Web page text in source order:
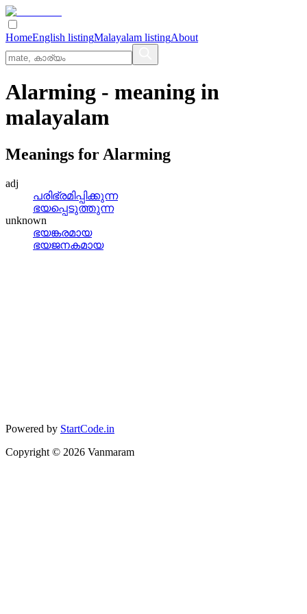
HomeEnglish listingMalayalam listingAbout
Alarming - meaning in
malayalam
Meanings for Alarming
adj
പരിഭ്രമിപ്പിക്കുന്ന
ഭയപ്പെടുത്തുന്ന
unknown
ഭയങ്കരമായ
ഭയജനകമായ
Powered by StartCode.in
Copyright © 2026 Vanmaram